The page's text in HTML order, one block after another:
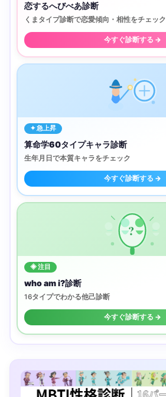
恋するへびべあ診断
くまタイプ診断で恋愛傾向・相性をチェック
今すぐ診断する →
✦ 急上昇
算命学60タイプキャラ診断
生年月日で本質キャラをチェック
今すぐ診断する →
?
◈ 注目
who am i?診断
16タイプでわかる他己診断
今すぐ診断する →